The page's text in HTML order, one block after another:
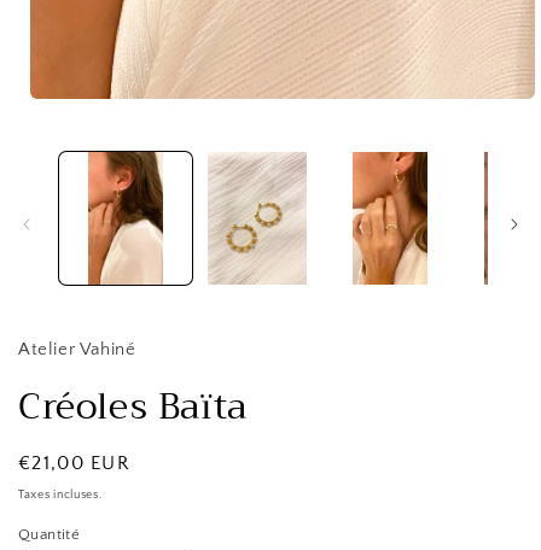
Atelier Vahiné
Créoles Baïta
Prix
habituel
€21,00 EUR
Taxes incluses.
Quantité